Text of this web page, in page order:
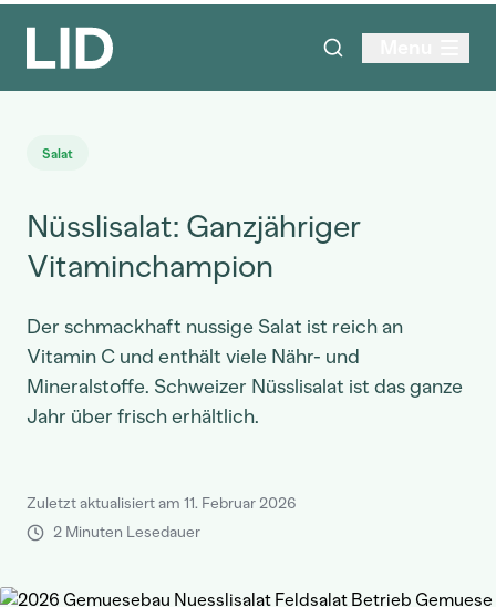
Salat
Nüsslisalat: Ganzjähriger
Vitaminchampion
Der schmackhaft nussige Salat ist reich an
Vitamin C und enthält viele Nähr- und
Mineralstoffe. Schweizer Nüsslisalat ist das ganze
Jahr über frisch erhältlich.
Zuletzt aktualisiert am 11. Februar 2026
2 Minuten Lesedauer